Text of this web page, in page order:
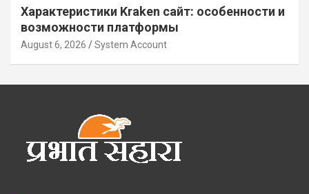
Характеристики Kraken сайт: особенности и
возможности платформы
August 6, 2026 System Account